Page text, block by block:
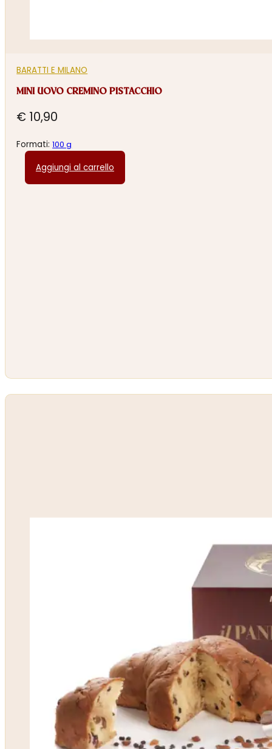
BARATTI E MILANO
MINI UOVO CREMINO PISTACCHIO
€ 10,90
Formati:100 g
Aggiungi al carrello